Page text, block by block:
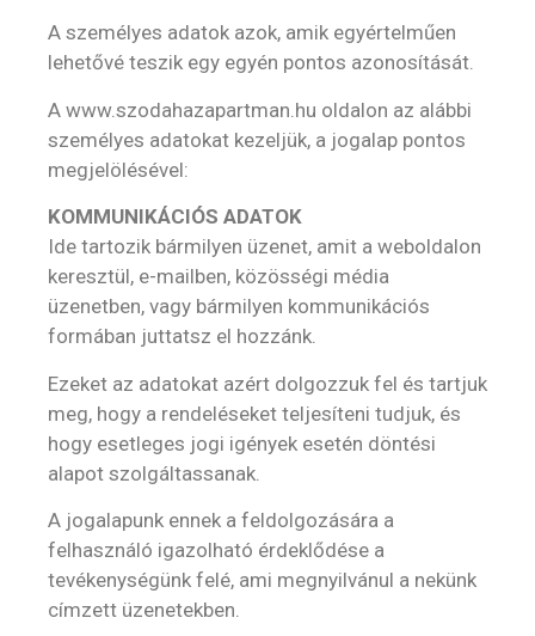
A személyes adatok azok, amik egyértelműen
lehetővé teszik egy egyén pontos azonosítását.
A www.szodahazapartman.hu oldalon az alábbi
személyes adatokat kezeljük, a jogalap pontos
megjelölésével:
KOMMUNIKÁCIÓS ADATOK
Ide tartozik bármilyen üzenet, amit a weboldalon
keresztül, e-mailben, közösségi média
üzenetben, vagy bármilyen kommunikációs
formában juttatsz el hozzánk.
Ezeket az adatokat azért dolgozzuk fel és tartjuk
meg, hogy a rendeléseket teljesíteni tudjuk, és
hogy esetleges jogi igények esetén döntési
alapot szolgáltassanak.
A jogalapunk ennek a feldolgozására a
felhasználó igazolható érdeklődése a
tevékenységünk felé, ami megnyilvánul a nekünk
címzett üzenetekben.